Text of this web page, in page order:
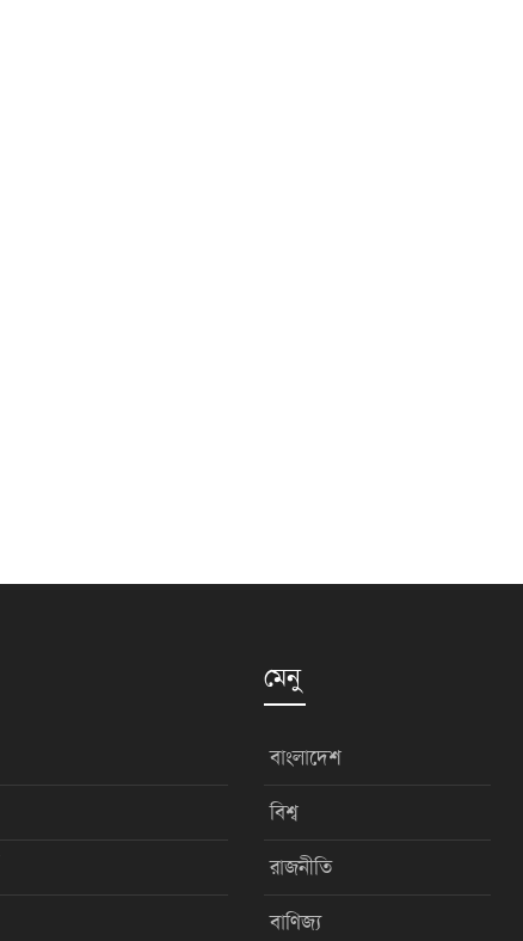
মেনু
বাংলাদেশ
বিশ্ব
রাজনীতি
বাণিজ্য